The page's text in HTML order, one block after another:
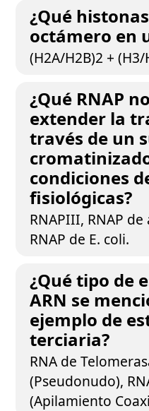
¿Qué
octámero en
(H2A/H2B)2 + (H3/
¿Qué RNAP
extender la
través de un
condiciones
fisiológicas?
RNAPIII, RNAP
RNAP de E. coli.
¿Qué tipo de
ARN se
ejemplo de
terciaria?
RNA de
(Pseudonudo),
(Apilamiento